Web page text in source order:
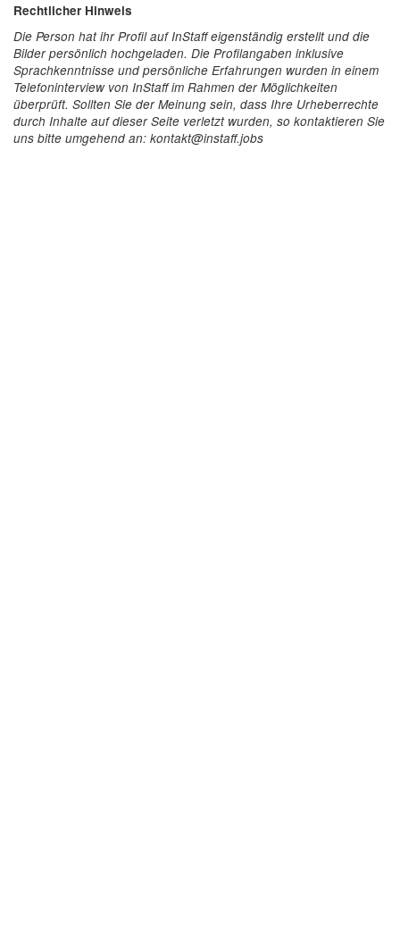
Rechtlicher Hinweis
Die Person hat ihr Profil auf InStaff eigenständig erstellt und die
Bilder persönlich hochgeladen. Die Profilangaben inklusive
Sprachkenntnisse und persönliche Erfahrungen wurden in einem
Telefoninterview von InStaff im Rahmen der Möglichkeiten
überprüft. Sollten Sie der Meinung sein, dass Ihre Urheberrechte
durch Inhalte auf dieser Seite verletzt wurden, so kontaktieren Sie
uns bitte umgehend an: kontakt@instaff.jobs